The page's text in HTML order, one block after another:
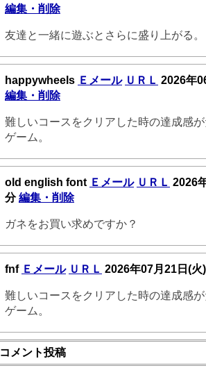
編集・削除
友達と一緒に遊ぶとさらに盛り上がる。
happywheels Ｅメール ＵＲＬ 2026年
編集・削除
難しいコースをクリアした時の達成感
ゲーム。
old english font Ｅメール ＵＲＬ 2026
分編集・削除
ガネをお買い求めですか？
fnf Ｅメール ＵＲＬ 2026年07月21日(
難しいコースをクリアした時の達成感
ゲーム。
コメント投稿